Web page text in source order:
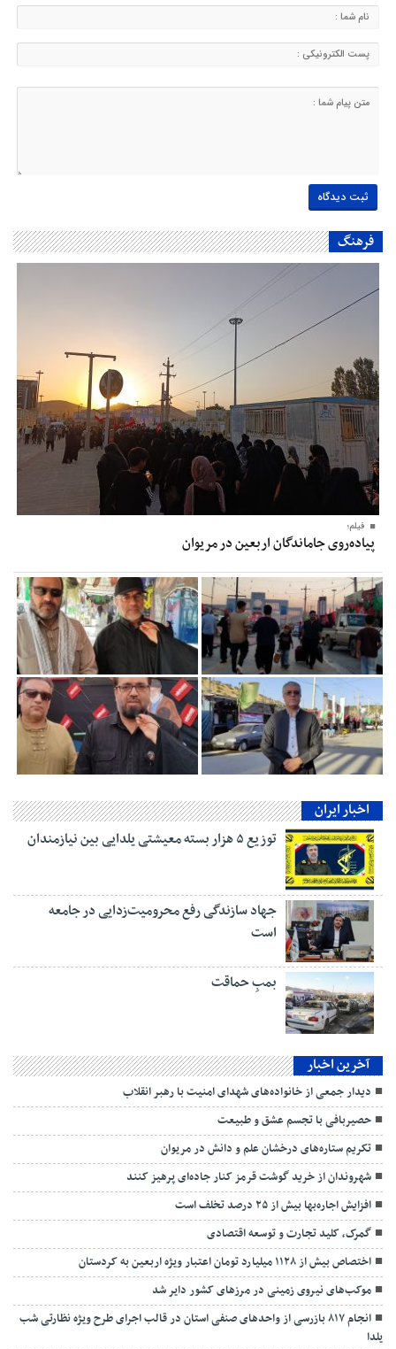
فرهنگ
فیلم؛
پیاده‌روی جاماندگان اربعین در مریوان
اخبار ایران
توزیع ۵ هزار بسته معیشتی یلدایی بین نیازمندان
جهاد سازندگی رفع محرومیت‌زدایی در جامعه
است
بمبِ حماقت
آخرین اخبار
دیدار جمعی از خانواده‌های شهدای امنیت با رهبر انقلاب
حصیربافی با تجسم عشق و طبیعت
تکریم ستاره‌های درخشان علم و دانش در مریوان
شهروندان از خرید گوشت قرمز کنار جاده‌ای پرهیز کنند
افزایش اجاره‌بها بیش از ۲۵ درصد تخلف است
گمرک، کلید تجارت و توسعه اقتصادی
اختصاص بیش از ۱۱۲۸ میلیارد تومان اعتبار ویژه اربعین به کردستان
موکب‌های نیروی زمینی در مرزهای کشور دایر شد
انجام ۸۱۷ بازرسی از واحدهای صنفی استان در قالب اجرای طرح ویژه نظارتی شب
یلدا